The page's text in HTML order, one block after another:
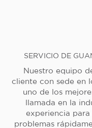
SERVICIO DE
Nuestro equipo
cliente con sede en
uno de los
llamada en la
experiencia para
problemas